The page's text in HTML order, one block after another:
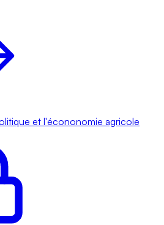
et l'écononomie agricole